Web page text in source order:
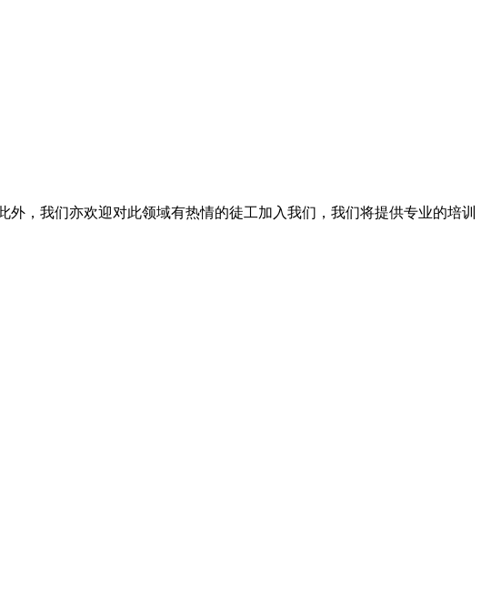
，我们亦欢迎对此领域有热情的徒工加入我们，我们将提供专业的培训